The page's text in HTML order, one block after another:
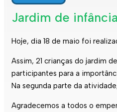
Jardim de
Hoje, dia 18 de maio foi
Assim, 21 crianças do jardim
participantes para a
Na segunda parte da
Agradecemos a todos o